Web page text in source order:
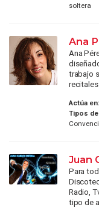
soltera
Ana
Ana
trabajo
recitales
Actúa en:
Tipos
Juan
Para
Radio,
tipo de